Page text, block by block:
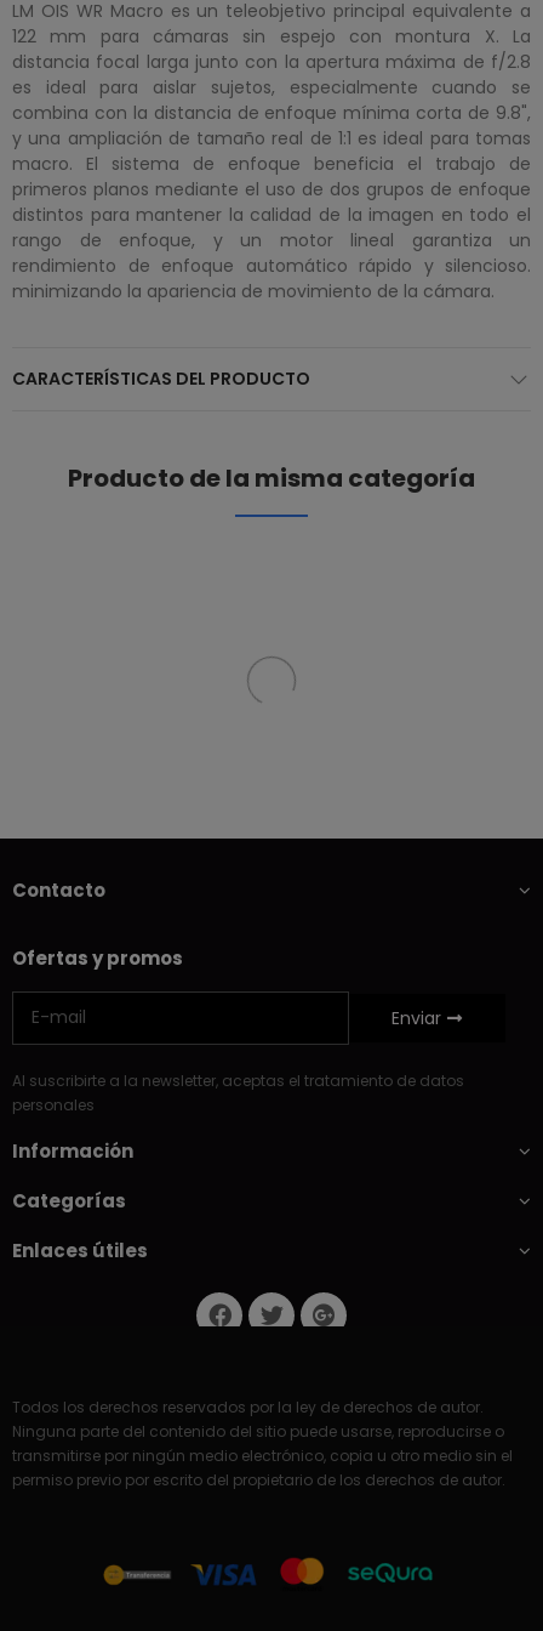
LM OIS WR Macro es un teleobjetivo principal equivalente a
122 mm para cámaras sin espejo con montura X. La
distancia focal larga junto con la apertura máxima de f/2.8
es ideal para aislar sujetos, especialmente cuando se
combina con la distancia de enfoque mínima corta de 9.8",
y una ampliación de tamaño real de 1:1 es ideal para tomas
macro. El sistema de enfoque beneficia el trabajo de
primeros planos mediante el uso de dos grupos de enfoque
distintos para mantener la calidad de la imagen en todo el
rango de enfoque, y un motor lineal garantiza un
rendimiento de enfoque automático rápido y silencioso.
minimizando la apariencia de movimiento de la cámara.
CARACTERÍSTICAS DEL PRODUCTO
Producto de la misma categoría
Contacto
Ofertas y promos
Enviar
Al suscribirte a la newsletter, aceptas el tratamiento de datos
personales
Información
Categorías
Enlaces útiles
Todos los derechos reservados por la ley de derechos de autor.
Ninguna parte del contenido del sitio puede usarse, reproducirse o
transmitirse por ningún medio electrónico, copia u otro medio sin el
permiso previo por escrito del propietario de los derechos de autor.